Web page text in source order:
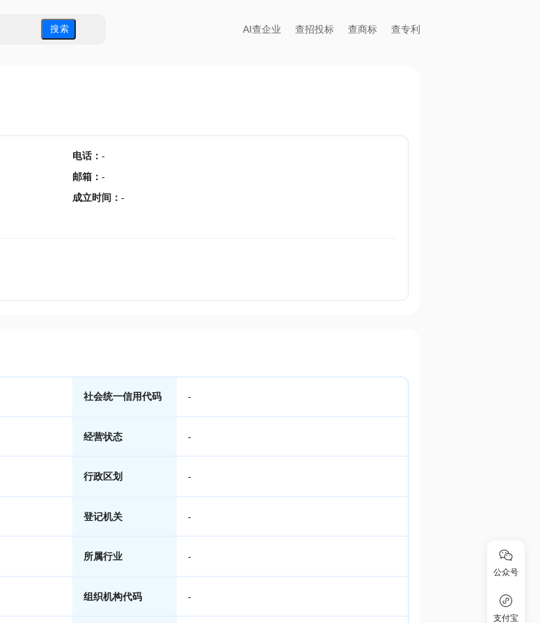
搜 索 AI查企业 查招投标 查商标 查专利
电话： -
邮箱 ： -
成立时间 ： -
社会统一信用代码 -
经营状态 -
行政区划 -
登记机关 -
所属行业 -
组织机构代码 -
公众号
支付宝